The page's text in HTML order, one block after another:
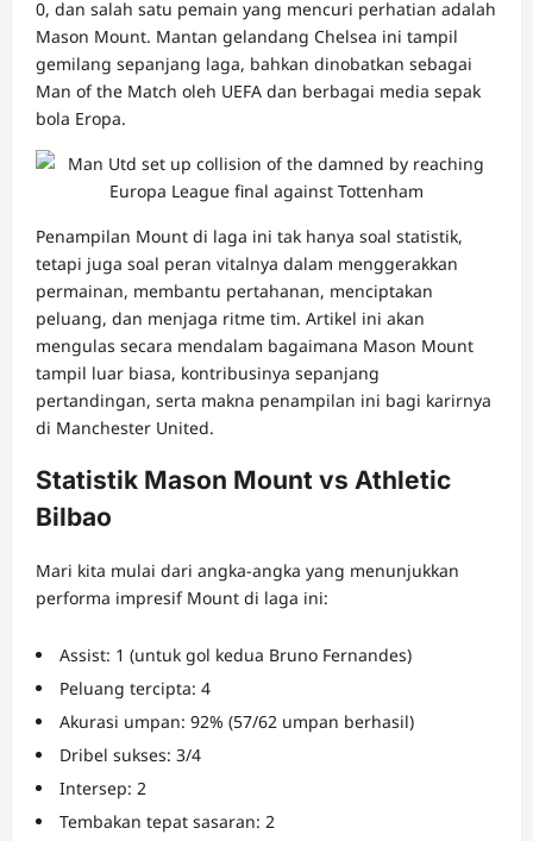
0, dan salah satu pemain yang mencuri perhatian adalah
Mason Mount. Mantan gelandang Chelsea ini tampil
gemilang sepanjang laga, bahkan dinobatkan sebagai
Man of the Match oleh UEFA dan berbagai media sepak
bola Eropa.
Penampilan Mount di laga ini tak hanya soal statistik,
tetapi juga soal peran vitalnya dalam menggerakkan
permainan, membantu pertahanan, menciptakan
peluang, dan menjaga ritme tim. Artikel ini akan
mengulas secara mendalam bagaimana Mason Mount
tampil luar biasa, kontribusinya sepanjang
pertandingan, serta makna penampilan ini bagi karirnya
di Manchester United.
Statistik Mason Mount vs Athletic
Bilbao
Mari kita mulai dari angka-angka yang menunjukkan
performa impresif Mount di laga ini:
Assist: 1 (untuk gol kedua Bruno Fernandes)
Peluang tercipta: 4
Akurasi umpan: 92% (57/62 umpan berhasil)
Dribel sukses: 3/4
Intersep: 2
Tembakan tepat sasaran: 2